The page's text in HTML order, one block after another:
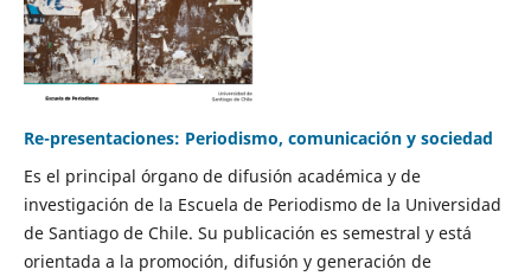
Re-presentaciones: Periodismo, comunicación y sociedad
Es el principal órgano de difusión académica y de
investigación de la Escuela de Periodismo de la Universidad
de Santiago de Chile. Su publicación es semestral y está
orientada a la promoción, difusión y generación de